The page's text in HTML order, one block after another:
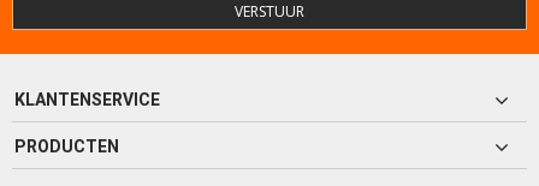
VERSTUUR
KLANTENSERVICE
PRODUCTEN